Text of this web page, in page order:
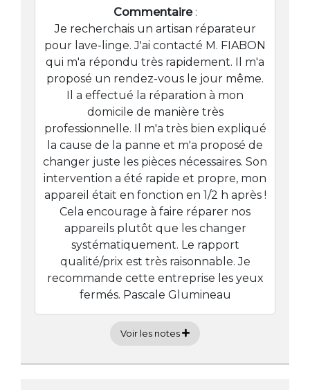
Commentaire:
Je recherchais un artisan réparateur
pour lave-linge. J'ai contacté M. FIABON
qui m'a répondu très rapidement. Il m'a
proposé un rendez-vous le jour même.
Il a effectué la réparation à mon
domicile de manière très
professionnelle. Il m'a très bien expliqué
la cause de la panne et m'a proposé de
changer juste les pièces nécessaires. Son
intervention a été rapide et propre, mon
appareil était en fonction en 1/2 h après !
Cela encourage à faire réparer nos
appareils plutôt que les changer
systématiquement. Le rapport
qualité/prix est très raisonnable. Je
recommande cette entreprise les yeux
fermés. Pascale Glumineau
Voir les notes